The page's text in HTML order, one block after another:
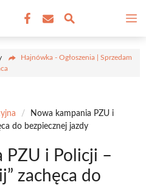
Hajnówka - Ogłoszenia | Sprzedam
/
Nowa kampania PZU i
do bezpiecznej jazdy
PZU i Policji –
zachęca do